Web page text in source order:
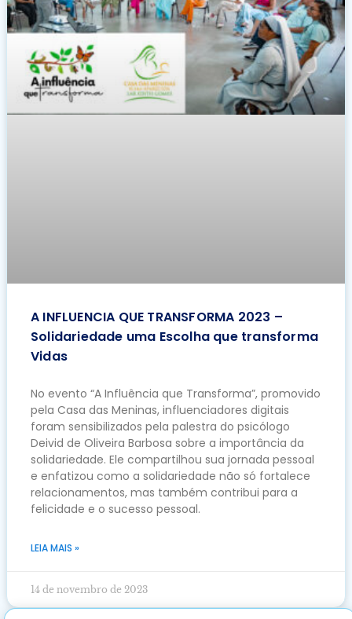
A INFLUENCIA QUE TRANSFORMA 2023 –
Solidariedade uma Escolha que transforma
Vidas
No evento “A Influência que Transforma”, promovido
pela Casa das Meninas, influenciadores digitais
foram sensibilizados pela palestra do psicólogo
Deivid de Oliveira Barbosa sobre a importância da
solidariedade. Ele compartilhou sua jornada pessoal
e enfatizou como a solidariedade não só fortalece
relacionamentos, mas também contribui para a
felicidade e o sucesso pessoal.
LEIA MAIS »
14 de novembro de 2023